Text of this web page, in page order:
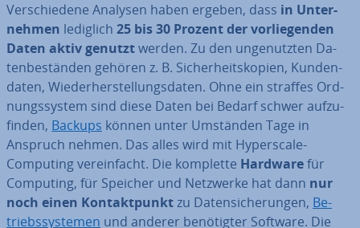
Ver­schie­de­ne Analysen haben ergeben, dass in Un­ter­
neh­men lediglich 25 bis 30 Prozent der vor­lie­gen­den
Daten aktivgenutztwerden. Zu den un­ge­nutz­ten Da­
ten­be­stän­den gehören z. B. Si­cher­heits­ko­pien, Kun­den­
da­ten, Wie­der­her­stel­lungs­da­ten. Ohne ein straffes Ord­
nungs­sys­tem sind diese Daten bei Bedarf schwer auf­zu­
fin­den, Backups können unter Umständen Tage in
Anspruch nehmen. Das alles wird mit Hy­pers­ca­le-
Computing ver­ein­facht. Die komplette Hardwarefür
Computing, für Speicher und Netzwerke hat dann nur
noch einen Kon­takt­punktzu Da­ten­si­che­run­gen, Be­
triebs­sys­te­men und anderer be­nö­tig­ter Software. Die